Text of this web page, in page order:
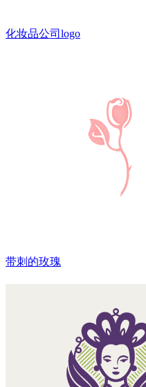
化妆品公司logo
带刺的玫瑰